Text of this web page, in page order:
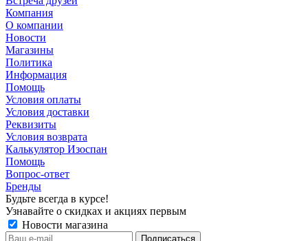
Компания
О компании
Новости
Магазины
Политика
Информация
Помощь
Условия оплаты
Условия доставки
Реквизиты
Условия возврата
Калькулятор Изоспан
Помощь
Вопрос-ответ
Бренды
Будьте всегда в курсе!
Узнавайте о скидках и акциях первым
Новости магазина